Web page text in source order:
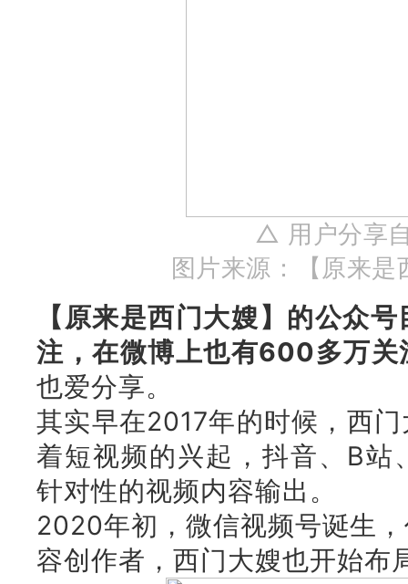
△ 用户分享
图片来源：
【原来
【原来是西门大嫂】的公众
注，在微博上也有600多万关
也爱分享。
其实早在2017年的时候，西
着短视频的兴起，抖音、B站
针对性的视频内容输出。
2020年初，微信视频号诞生
容创作者，西门大嫂也开始布